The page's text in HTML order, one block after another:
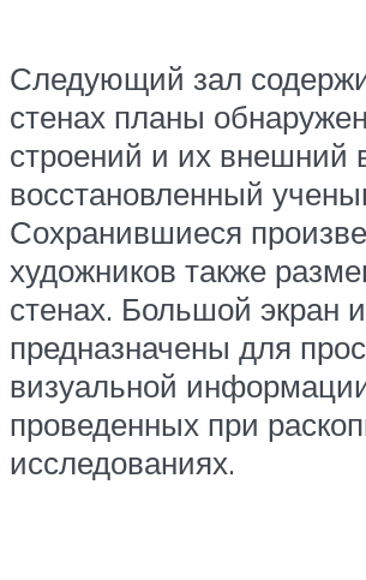
Следующий зал
стенах планы
строений и их внешний
восстановленный
Сохранившиеся
художников также
стенах. Большой экран
предназначены для
визуальной
проведенных при
исследованиях.